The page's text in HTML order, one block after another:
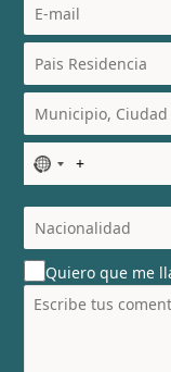
N
o
c
o
u
n
t
Quiero que me